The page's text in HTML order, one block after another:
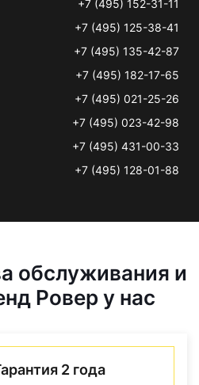
+7 (495) 152-31-11
+7 (495) 125-38-41
+7 (495) 135-42-87
+7 (495) 182-17-65
+7 (495) 021-25-26
+7 (495) 023-42-98
+7 (495) 431-00-33
+7 (495) 128-01-88
обслуживания и
Ровер у нас
2 года